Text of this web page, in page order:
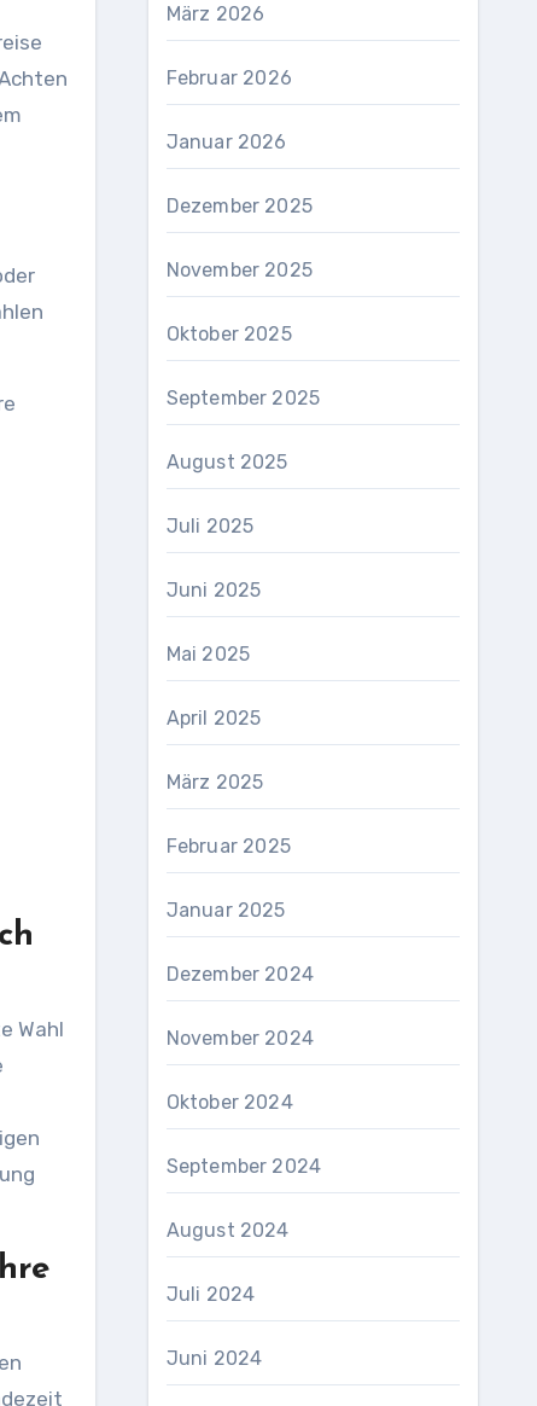
Wahl
März 2026
Februar 2026
Januar 2026
Dezember 2025
November 2025
Oktober 2025
September 2025
August 2025
Juli 2025
Juni 2025
Mai 2025
April 2025
März 2025
Februar 2025
Januar 2025
Dezember 2024
November 2024
Oktober 2024
September 2024
August 2024
Juli 2024
Juni 2024